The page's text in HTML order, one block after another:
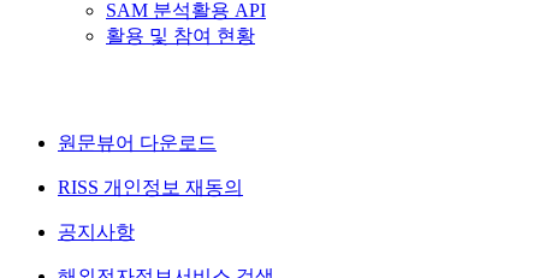
SAM 분석활용 API
활용 및 참여 현황
원문뷰어 다운로드
RISS 개인정보 재동의
공지사항